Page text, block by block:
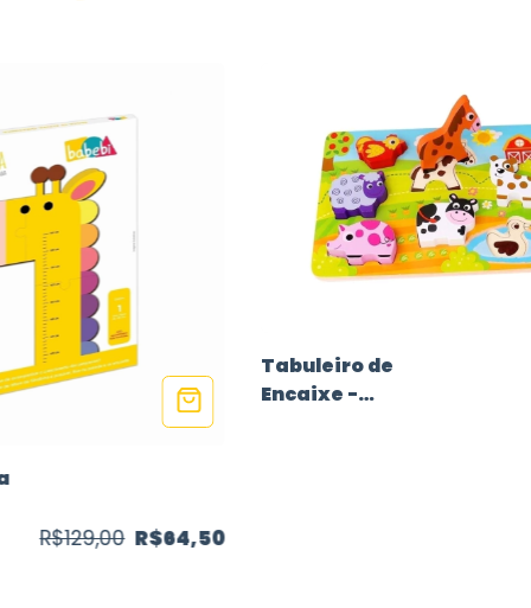
R$129,00 R$64,50
Tabuleiro de
Encaixe -